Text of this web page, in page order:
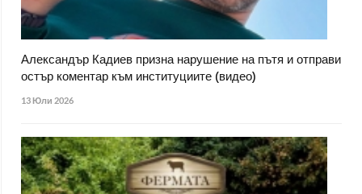
Александър Кадиев призна нарушение на пътя и отправи
остър коментар към институциите (видео)
13 Юли 2026